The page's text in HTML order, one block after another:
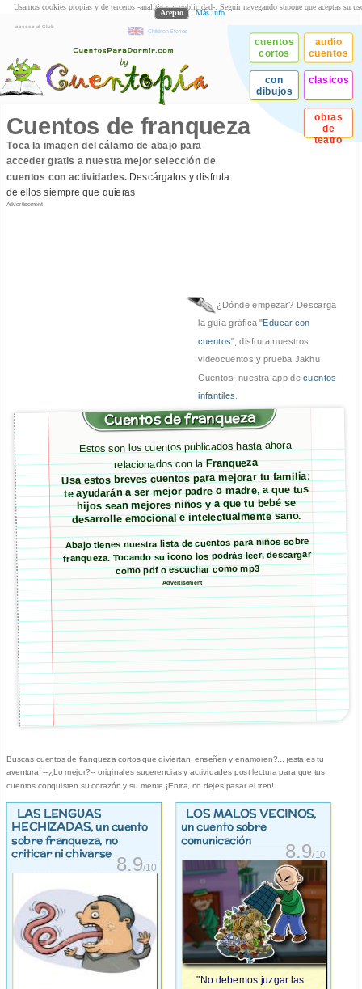
acceso al Club
Children Stories
cuentos
cortos
audio
cuentos
con
dibujos
clasicos
obras
de
teatro
Cuentos de franqueza
Toca la imagen del cálamo de abajo para
acceder gratis a nuestra mejor selección de
cuentos con actividades.Descárgalos y disfruta
de ellos siempre que quieras
Advertisement
¿Dónde empezar? Descarga
la guía gráfica "Educar con
cuentos", disfruta nuestros
videocuentos y prueba Jakhu
Cuentos, nuestra app decuentos
infantiles.
Cuentos de franqueza
Estos son los cuentos publicados hasta ahora
relacionados con laFranqueza
Usa estos breves cuentos para mejorar tu familia:
te ayudarán a ser mejor padre o madre, a que tus
hijos sean mejores niños y a que tu bebé se
desarrolle emocional e intelectualmente sano.
Abajo tienes nuestra lista de cuentos para niños sobre
franqueza. Tocando su icono los podrás leer, descargar
como pdf o escuchar como mp3
Advertisement
Buscas cuentos de franqueza cortos que diviertan, enseñen y enamoren?... ¡esta es tu
aventura! --¿Lo mejor?-- originales sugerencias y actividades post lectura para que tus
cuentos conquisten su corazón y su mente ¡Entra, no dejes pasar el tren!
LAS LENGUAS
HECHIZADAS, un cuento
sobre franqueza, no
criticar ni chivarse
8.9/10
LOS MALOS VECINOS,
un cuento sobre
comunicación
8.9/10
"No debemos juzgar las
Usamos cookies propias y de terceros -analíticas y publicidad-. Seguir navegando supone que aceptas su
Acepto Más info